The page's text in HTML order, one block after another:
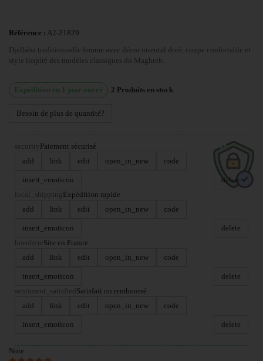
Référence : A2-21829
Djellaba traditionnelle femme avec décor oriental doré, coupe confortable et
style inspiré des modèles classiques du Maghreb.
Expédition en 1 jour ouvré 2 Produits en stock
Besoin de plus de quantité?
security Paiement sécurisé
add
link edit open_in_new code
insert_emoticon
delete
local_shipping Expédition rapide
add
link edit open_in_new code
insert_emoticon
delete
beenhereSite en France
add
link edit open_in_new code
insert_emoticon
delete
sentiment_satisfied Satisfait ou remboursé
add
link edit open_in_new code
insert_emoticon delete
Note